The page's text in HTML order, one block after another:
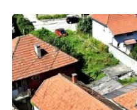
Slika